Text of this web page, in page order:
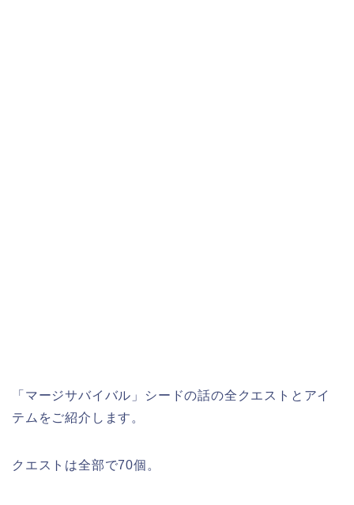
「マージサバイバル」シードの話の全クエストとアイ
テムをご紹介します。
クエストは全部で70個。